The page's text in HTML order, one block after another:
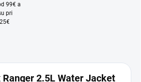
99€ a
pri
Ranger 2.5L Water Jacket